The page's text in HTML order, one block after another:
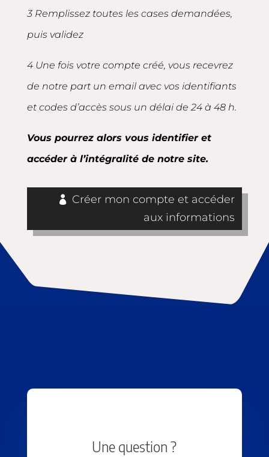
3 Remplissez toutes les cases demandées,
puis validez
4 Une fois votre compte créé, vous recevrez
de notre part un email avec vos identifiants
et codes d’accès sous un délai de 24 à 48 h.
Vous pourrez alors vous identifier et
accéder à l’intégralité de notre site.
Créer mon compte et accéder
aux informations
Une question ?